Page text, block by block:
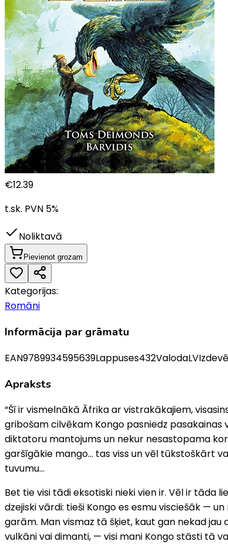
€12.39
t.sk. PVN 5%
Noliktavā
Pievienot grozam
Kategorijas:
Romāni
Informācija par grāmatu
EAN9789934595639Lappuses432ValodaLV
Apraksts
“Šī ir vismelnākā Āfrika ar vistrakākajiem,
gribošam cilvēkam Kongo pasniedz pasakainas
diktatoru mantojums un nekur nesastopama
garšīgākie mango… tas viss un vēl tūkstoškārt
tuvumu…
Bet tie visi tādi eksotiski nieki vien ir. Vēl ir tāda
dzejiski vārdi: tieši Kongo es esmu visciešāk —
garām. Man vismaz tā šķiet, kaut gan nekad
vulkāni vai dimanti, — visi mani Kongo stāsti tā